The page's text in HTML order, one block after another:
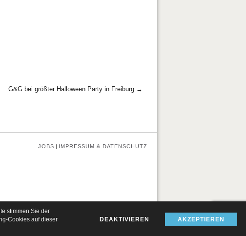
G&G bei größter Halloween Party in Freiburg →
JOBS IMPRESSUM & DATENSCHUTZ
stimmen Sie der
Cookies auf dieser
DEAKTIVIEREN AKZEPTIEREN